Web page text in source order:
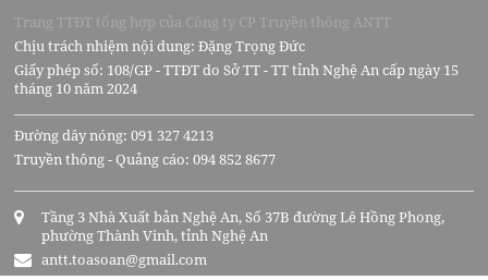
Trang TTĐT tổng hợp của Công ty CP Truyền thông ANTT
Chịu trách nhiệm nội dung: Đặng Trọng Đức
Giấy phép số: 108/GP - TTĐT do Sở TT - TT tỉnh Nghệ An cấp ngày 15
tháng 10 năm 2024
Đường dây nóng: 091 327 4213
Truyền thông - Quảng cáo: 094 852 8677
Tầng 3 Nhà Xuất bản Nghệ An, Số 37B đường Lê Hồng Phong,
phường Thành Vinh, tỉnh Nghệ An
antt.toasoan@gmail.com